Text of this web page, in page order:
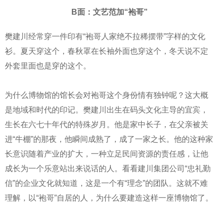
B面：文艺范加“袍哥”
樊建川经常穿一件印有“袍哥人家绝不拉稀摆带”字样的文化
衫。夏天穿这个，春秋罩在长袖外面也穿这个，冬天说不定
外套里面也是穿的这个。
为什么博物馆的馆长会对袍哥这个身份情有独钟呢？这大概
是地域和时代的印记。樊建川出生在码头文化主导的宜宾，
生长在六七十年代的特殊岁月。他是家中长子，在父亲被关
进“牛棚”的那夜，他瞬间成熟了，成了一家之长。他的这种家
长意识随着产业的扩大，一种立足民间资源的责任感，让他
成长为一个乐意站出来说话的人。看看建川集团公司“忠礼勤
信”的企业文化就知道，这是一个有“理念”的团队。这就不难
理解，以“袍哥”自居的人，为什么要建造这样一座博物馆了。